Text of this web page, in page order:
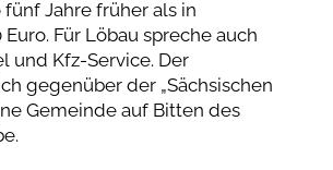
Jahre früher als in
Für Löbau spreche auch
und Kfz-Service. Der
gegenüber der „Sächsischen
Gemeinde auf Bitten des